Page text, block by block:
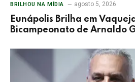
BRILHOU NA MÍDIA agosto 5, 2026
Eunápolis Brilha em
Bicampeonato de Arnaldo